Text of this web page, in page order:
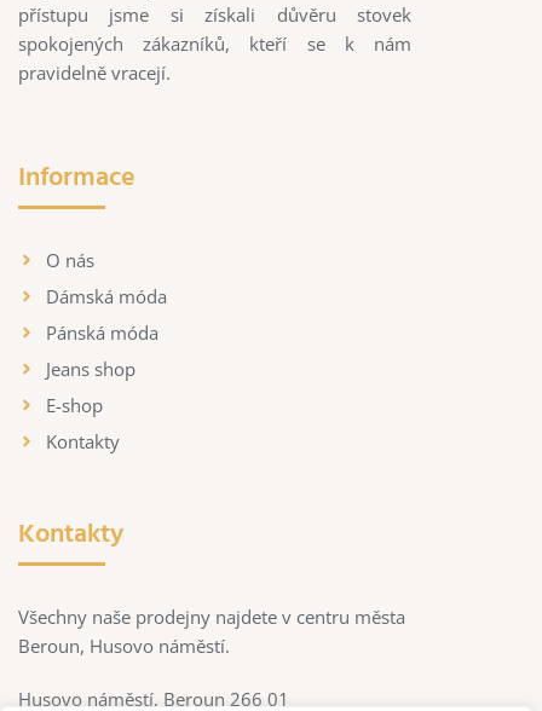
přístupu jsme si získali důvěru stovek
spokojených zákazníků, kteří se k nám
pravidelně vracejí.
Informace
O nás
Dámská móda
Pánská móda
Jeans shop
E-shop
Kontakty
Kontakty
Všechny naše prodejny najdete v centru města
Beroun, Husovo náměstí.
Husovo náměstí, Beroun 266 01